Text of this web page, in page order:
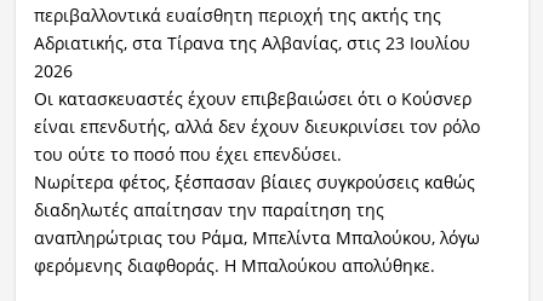
περιβαλλοντικά ευαίσθητη περιοχή της ακτής της
Αδριατικής, στα Τίρανα της Αλβανίας, στις 23 Ιουλίου
2026
Οι κατασκευαστές έχουν επιβεβαιώσει ότι ο Κούσνερ
είναι επενδυτής, αλλά δεν έχουν διευκρινίσει τον ρόλο
του ούτε το ποσό που έχει επενδύσει.
Νωρίτερα φέτος, ξέσπασαν βίαιες συγκρούσεις καθώς
διαδηλωτές απαίτησαν την παραίτηση της
αναπληρώτριας του Ράμα, Μπελίντα Μπαλούκου, λόγω
φερόμενης διαφθοράς. Η Μπαλούκου απολύθηκε.